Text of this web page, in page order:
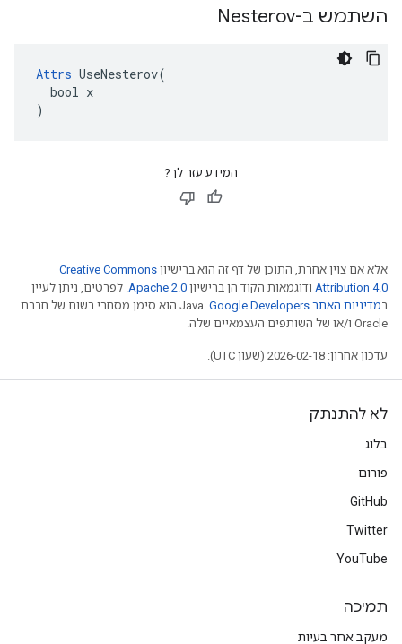
השתמש ב-Nesterov
Attrs UseNesterov(
  bool x
)
המידע עזר לך?
אלא אם צוין אחרת, התוכן של דף זה הוא ברישיון Creative Commons
Attribution 4.0 ודוגמאות הקוד הן ברישיון Apache 2.0. לפרטים, ניתן לעיין
במדיניות האתר Google Developers‏
.‏ Java הוא סימן מסחרי רשום של חברת
Oracle ו/או של השותפים העצמאיים שלה.
עדכון אחרון: 2026-02-18 (שעון UTC).
לא להתנתק
בלוג
פורום
GitHub
Twitter
YouTube
תמיכה
מעקב אחר בעיות